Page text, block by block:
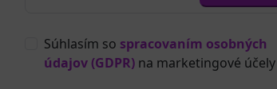
Súhlasím so spracovaním osobných
údajov (GDPR) na marketingové účely